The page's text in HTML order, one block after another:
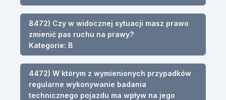
8472) Czy w widocznej sytuacji masz prawo
zmienić pas ruchu na prawy?
Kategorie: B
4472) W którym z wymienionych przypadków
regularne wykonywanie badania
technicznego pojazdu ma wpływ na jego